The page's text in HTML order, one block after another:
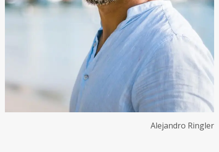
Alejandro Ringler